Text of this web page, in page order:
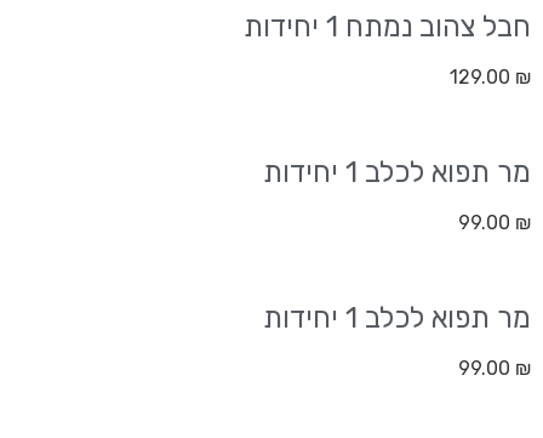
חבל צהוב נמתח 1 יחידות
129.00 ₪
מר תפוא לכלב 1 יחידות
99.00 ₪
מר תפוא לכלב 1 יחידות
99.00 ₪